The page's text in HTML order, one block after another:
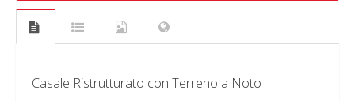
Casale Ristrutturato con Terreno a Noto